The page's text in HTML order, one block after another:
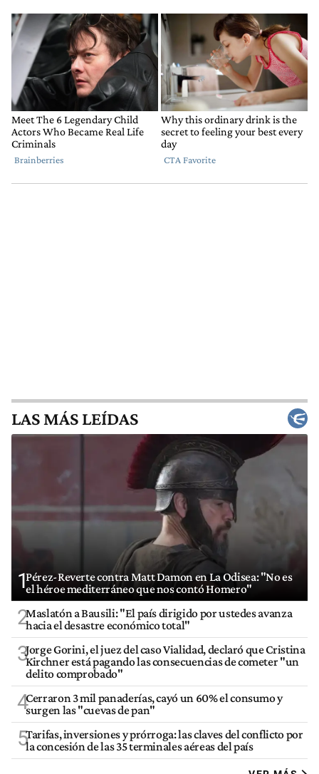
LAS MÁS LEÍDAS
1Pérez-Reverte contra Matt Damon en La Odisea: "No es
el héroe mediterráneo que nos contó Homero"
2Maslatón a Bausili: "El país dirigido por ustedes avanza
hacia el desastre económico total"
3Jorge Gorini, el juez del caso Vialidad, declaró que Cristina
Kirchner está pagando las consecuencias de cometer "un
delito comprobado"
4Cerraron 3 mil panaderías, cayó un 60% el consumo y
surgen las "cuevas de pan"
5Tarifas, inversiones y prórroga: las claves del conflicto por
la concesión de las 35 terminales aéreas del país